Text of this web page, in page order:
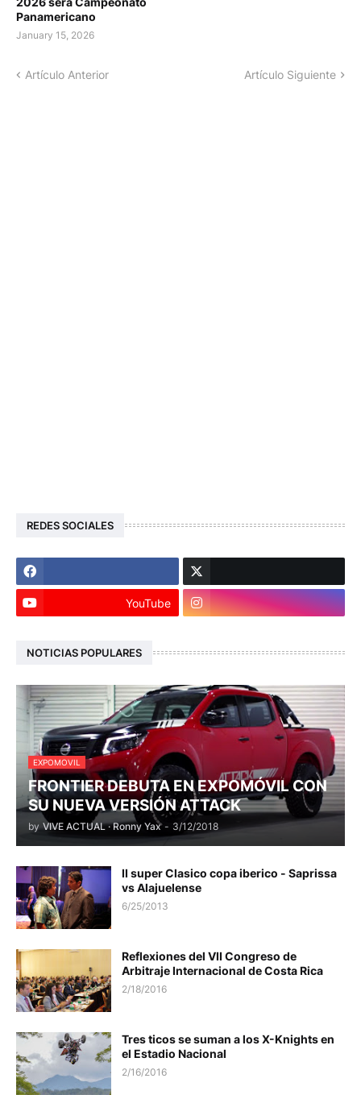
Panamericano
January 15, 2026
Artículo Anterior Artículo Siguiente
REDES SOCIALES
YouTube
NOTICIAS POPULARES
EXPOMOVIL
FRONTIER DEBUTA EN EXPOMÓVIL CON
SU NUEVA VERSIÓN ATTACK
by VIVE ACTUAL · Ronny Yax - 3/12/2018
II super Clasico copa iberico - Saprissa
vs Alajuelense
6/25/2013
Reflexiones del VII Congreso de
Arbitraje Internacional de Costa Rica
2/18/2016
Tres ticos se suman a los X-Knights en
el Estadio Nacional
2/16/2016